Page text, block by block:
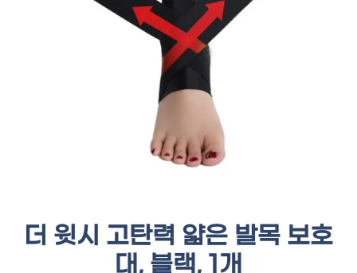
더 윗시 고탄력 얇은 발목 보호
대, 블랙, 1개